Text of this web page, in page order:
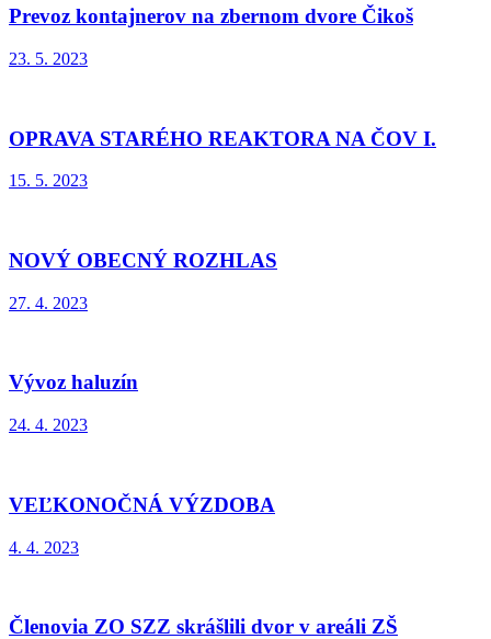
Prevoz kontajnerov na zbernom dvore Čikoš
23. 5. 2023
OPRAVA STARÉHO REAKTORA NA ČOV I.
15. 5. 2023
NOVÝ OBECNÝ ROZHLAS
27. 4. 2023
Vývoz haluzín
24. 4. 2023
VEĽKONOČNÁ VÝZDOBA
4. 4. 2023
Členovia ZO SZZ skrášlili dvor v areáli ZŠ